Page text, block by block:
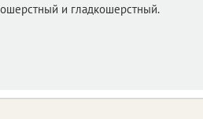
и гладкошерстный.